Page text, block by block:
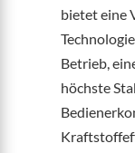
bietet eine
Betrieb,
höchste